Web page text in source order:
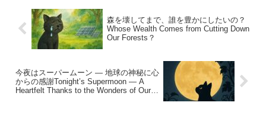
it’s time for them to reclaim their own land
and pride.
森を壊してまで、誰を豊かにしたいの？
Whose Wealth Comes from Cutting Down
Our Forests？
今夜はスーパームーン — 地球の神秘に心
からの感謝Tonight’s Supermoon — A
Heartfelt Thanks to the Wonders of Our